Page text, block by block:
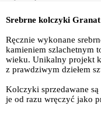
Srebrne kolczyki Granat
Ręcznie wykonane
kamieniem szlachetnym
wieku. Unikalny projekt
z prawdziwym dziełem
Kolczyki sprzedawane
je od razu wręczyć jako